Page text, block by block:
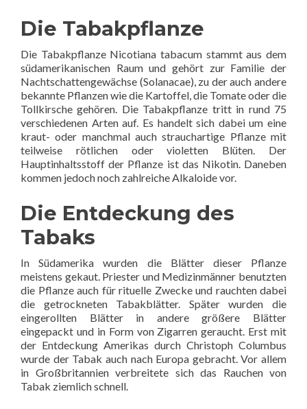
Die Tabakpflanze
Die Tabakpflanze Nicotiana tabacum stammt aus dem
südamerikanischen Raum und gehört zur Familie der
Nachtschattengewächse (Solanacae), zu der auch andere
bekannte Pflanzen wie die Kartoffel, die Tomate oder die
Tollkirsche gehören. Die Tabakpflanze tritt in rund 75
verschiedenen Arten auf. Es handelt sich dabei um eine
kraut- oder manchmal auch strauchartige Pflanze mit
teilweise rötlichen oder violetten Blüten. Der
Hauptinhaltsstoff der Pflanze ist das Nikotin. Daneben
kommen jedoch noch zahlreiche Alkaloide vor.
Die Entdeckung des
Tabaks
In Südamerika wurden die Blätter dieser Pflanze
meistens gekaut. Priester und Medizinmänner benutzten
die Pflanze auch für rituelle Zwecke und rauchten dabei
die getrockneten Tabakblätter. Später wurden die
eingerollten Blätter in andere größere Blätter
eingepackt und in Form von Zigarren geraucht. Erst mit
der Entdeckung Amerikas durch Christoph Columbus
wurde der Tabak auch nach Europa gebracht. Vor allem
in Großbritannien verbreitete sich das Rauchen von
Tabak ziemlich schnell.